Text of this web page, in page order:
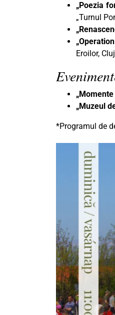
„Poezia
„Turnul
Eroilor,
„Muzeul
*Programul de